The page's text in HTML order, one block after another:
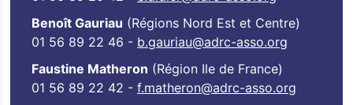
Benoît Gauriau (Régions Nord Est et Centre)
01 56 89 22 46 - b.gauriau@adrc-asso.org
Faustine Matheron (Région Ile de France)
01 56 89 22 42 - f.matheron@adrc-asso.org